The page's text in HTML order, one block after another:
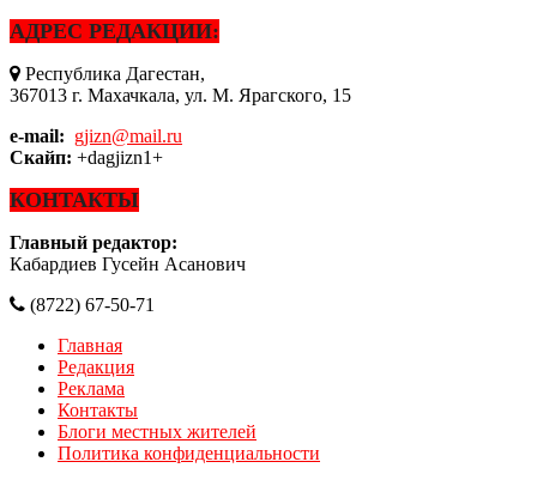
АДРЕС РЕДАКЦИИ:
Республика Дагестан,
367013 г. Махачкала, ул. М. Ярагского, 15
e-mail: gjizn@mail.ru
Скайп: +dagjizn1+
КОНТАКТЫ
Главный редактор:
Кабардиев Гусейн Асанович
(8722) 67-50-71
Главная
Редакция
Реклама
Контакты
Блоги местных жителей
Политика конфиденциальности